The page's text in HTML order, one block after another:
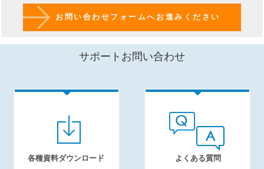
お問い合わせフォームへお進みください
サポートお問い合わせ
各種資料ダウンロード よくある質問